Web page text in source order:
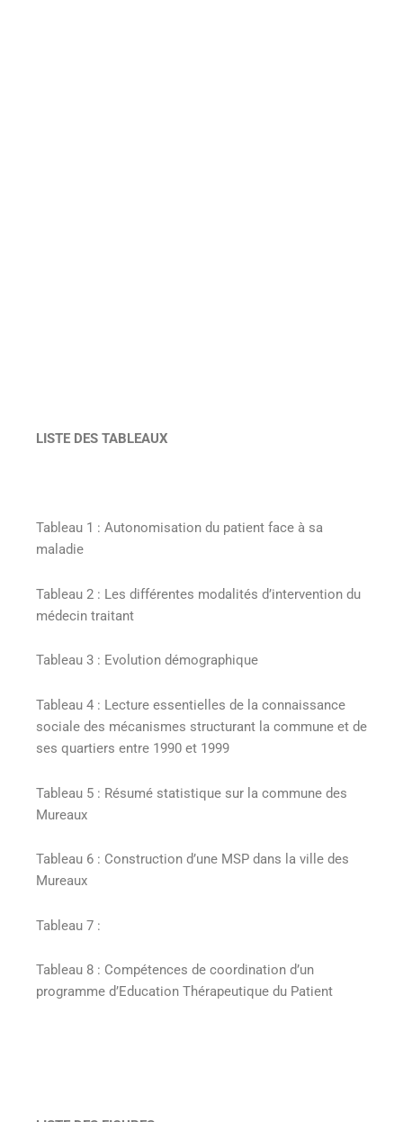
LISTE DES TABLEAUX
Tableau 1 : Autonomisation du patient face à sa
maladie
Tableau 2 : Les différentes modalités d’intervention du
médecin traitant
Tableau 3 : Evolution démographique
Tableau 4 : Lecture essentielles de la connaissance
sociale des mécanismes structurant la commune et de
ses quartiers entre 1990 et 1999
Tableau 5 : Résumé statistique sur la commune des
Mureaux
Tableau 6 : Construction d’une MSP dans la ville des
Mureaux
Tableau 7 :
Tableau 8 : Compétences de coordination d’un
programme d’Education Thérapeutique du Patient